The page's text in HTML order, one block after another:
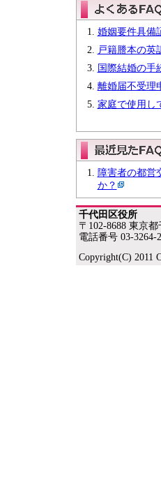
婚姻要件具備
戸籍謄本の英
国際結婚の手
離婚届不受理
家庭で使用し
障害者の都営
か？
千代田区役所
〒102-8688 東京
電話番号 03-3264-
Copyright(C) 2011